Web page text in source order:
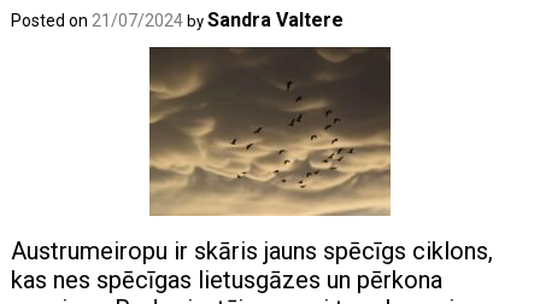
Posted on 21/07/2024 bySandra Valtere
Austrumeiropu ir skāris jauns spēcīgs ciklons,
kas nes spēcīgas lietusgāzes un pērkona